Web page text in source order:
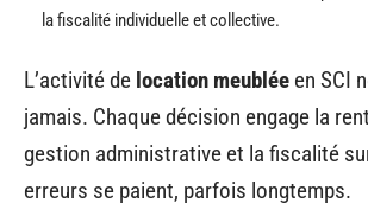
la fiscalité individuelle et collective.
L’activité de location meublée en SCI
jamais. Chaque décision engage la
gestion administrative et la fiscalité
erreurs se paient, parfois longtemps.